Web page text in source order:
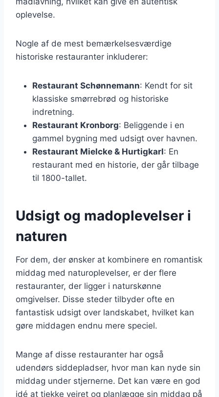
oplevelse.
Nogle af de mest bemærkelsesværdige
historiske restauranter inkluderer:
Restaurant Schønnemann: Kendt for sit
klassiske smørrebrød og historiske
indretning.
Restaurant Kronborg: Beliggende i en
gammel bygning med udsigt over havnen.
Restaurant Mielcke & Hurtigkarl: En
restaurant med en historie, der går tilbage
til 1800-tallet.
Udsigt og madoplevelser i
naturen
For dem, der ønsker at kombinere en romantisk
middag med naturoplevelser, er der flere
restauranter, der ligger i naturskønne
omgivelser. Disse steder tilbyder ofte en
fantastisk udsigt over landskabet, hvilket kan
gøre middagen endnu mere speciel.
Mange af disse restauranter har også
udendørs siddepladser, hvor man kan nyde sin
middag under stjernerne. Det kan være en god
idé at tjekke vejret og planlægge sin middag på